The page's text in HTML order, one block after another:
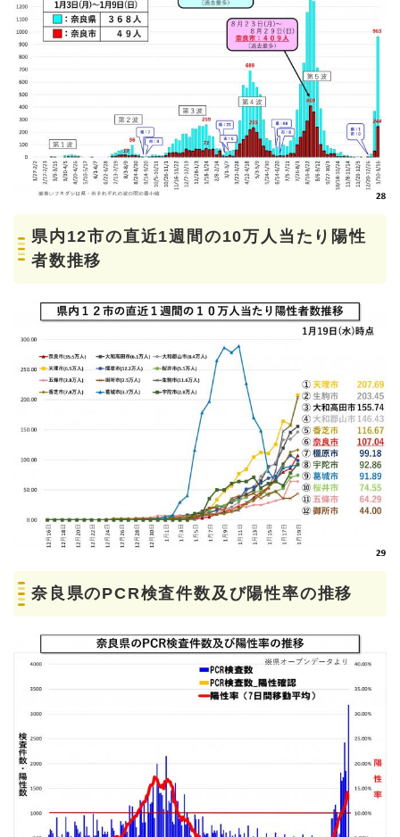
県内12市の直近1週間の10万人当たり陽性
者数推移
奈良県のPCR検査件数及び陽性率の推移